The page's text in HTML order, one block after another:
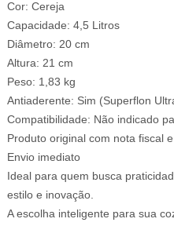
Cor: Cereja
Capacidade: 4,5 Litros
Diâmetro: 20 cm
Altura: 21 cm
Peso: 1,83 kg
Antiaderente: Sim (Superflon
Compatibilidade: Não indicado
Produto original com nota fiscal
Envio imediato
Ideal para quem busca
estilo e inovação.
A escolha inteligente para sua